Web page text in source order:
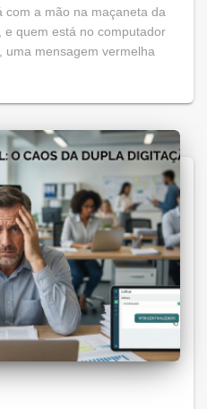
a mão na maçaneta da
quem está no computador
uma mensagem vermelha